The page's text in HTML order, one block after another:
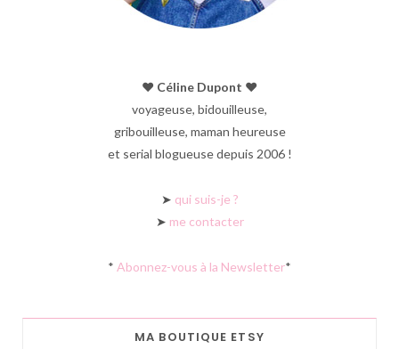
♥︎ Céline Dupont ♥︎
voyageuse, bidouilleuse,
gribouilleuse, maman heureuse
et serial blogueuse depuis 2006 !
➤ qui suis-je ?
➤ me contacter
* Abonnez-vous à la Newsletter*
MA BOUTIQUE ETSY